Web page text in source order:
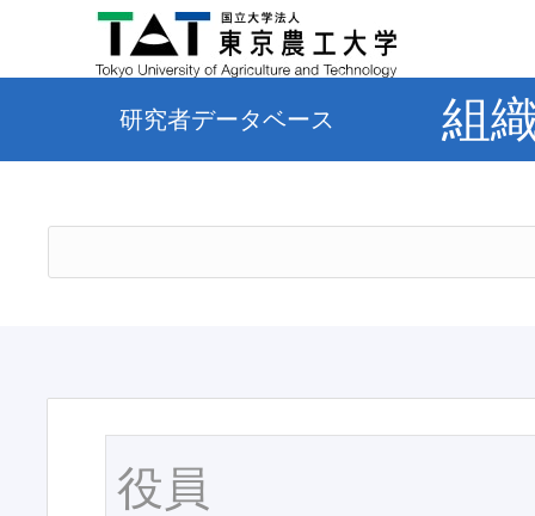
研究者データベース 組
役員